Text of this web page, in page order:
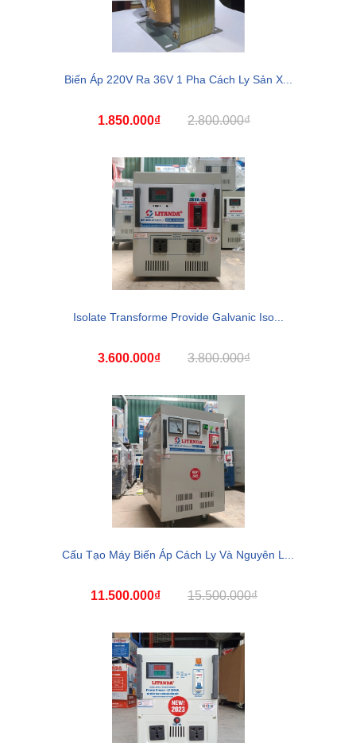
Biến Áp 220V Ra 36V 1 Pha Cách Ly Sản X...
1.850.000₫ 2.800.000₫
Isolate Transforme Provide Galvanic Iso...
3.600.000₫ 3.800.000₫
Cấu Tạo Máy Biến Áp Cách Ly Và Nguyên L...
11.500.000₫ 15.500.000₫